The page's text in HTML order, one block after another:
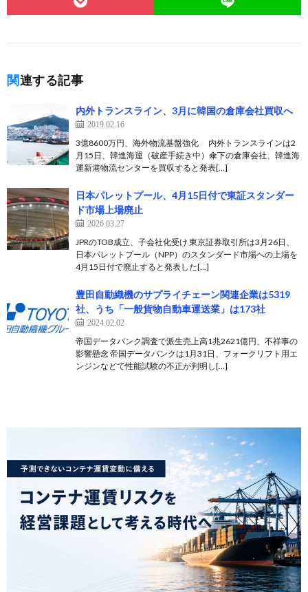
関連する記事
内外トランスライン、3月に韓国の倉庫会社買収へ
2019.02.16
3億8600万円、海外物流基盤強化 内外トランスラインは2
月15日、韓進海運（破産手続き中）傘下の倉庫会社、韓進海
運新港物流センターを買収すると発表[…]
日本パレットプール、4月15日付で東証スタンダー
ド市場上場廃止
2026.03.27
JPRのTOB成立、子会社化受け 東京証券取引所は3月26日、
日本パレットプール（NPP）のスタンダード市場への上場を
4月15日付で廃止すると発表した[…]
豊⽥⾃動織機のサプライチェーン関連企業は5319
社、うち「一般貨物自動車運送業」は173社
2024.02.02
帝国データバンク調査で派⽣売上⾼1兆2621億円、不祥事の
影響懸念 帝国データバンクは1月31日、フォークリフト用エ
ンジンなどで性能試験の不正が判明し[…]